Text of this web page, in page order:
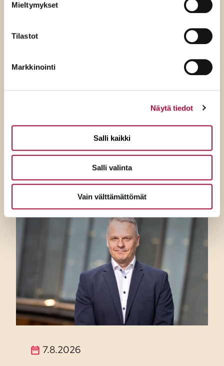
Mieltymykset
Tilastot
Markkinointi
Näytä tiedot
Salli kaikki
Salli valinta
Vain välttämättömät
Kokoomuksen ylimielisyys
ulottuu jo ulko- ja
turvallisuuspolitiikkaan
7.8.2026